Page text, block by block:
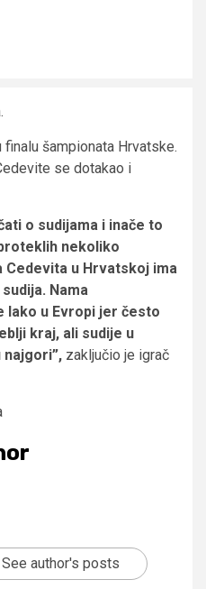
šampionata Hrvatske.
se dotakao i
o sudijama i inače to
nekoliko
Cedevita u Hrvatskoj ima
Nama
lako u Evropi jer često
kraj, ali sudije u
zaključio je igrač
See author's posts